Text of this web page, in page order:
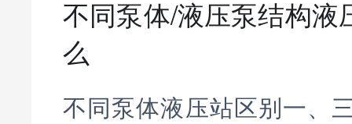
不同泵体/液压泵结构液
么
不同泵体液压站区别一、